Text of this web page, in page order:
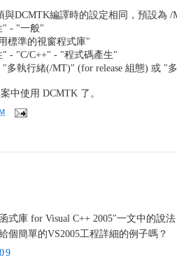
DCMTK編譯時的設定相同，預設為 /
" - "一般"
標準的視窗程式庫"
- "C/C++" - "程式碼產生"
執行緒(/MT)" (for release 組態) 或 "
中使用 DCMTK 了。
式庫 for Visual C++ 2005"一文中的說
個簡單的VS2005工程詳細的例子嗎？